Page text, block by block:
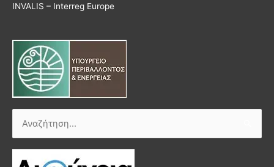
INVALIS – Interreg Europe
Αναζήτηση